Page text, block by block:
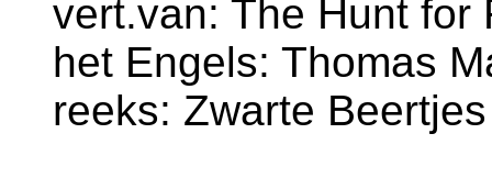
vert.van: The Hunt for
het Engels: Thomas
reeks: Zwarte